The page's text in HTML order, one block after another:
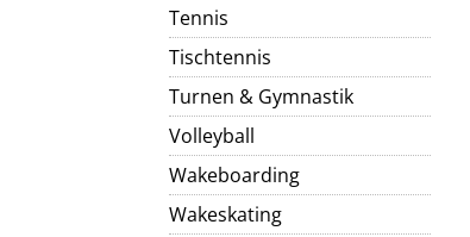
Tennis
Tischtennis
Turnen & Gymnastik
Volleyball
Wakeboarding
Wakeskating